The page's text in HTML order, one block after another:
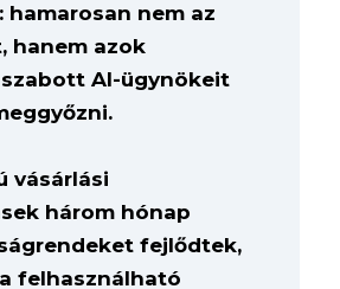
hamarosan nem az
hanem azok
szabott AI-ügynökeit
vásárlási
három hónap
fejlődtek,
felhasználható